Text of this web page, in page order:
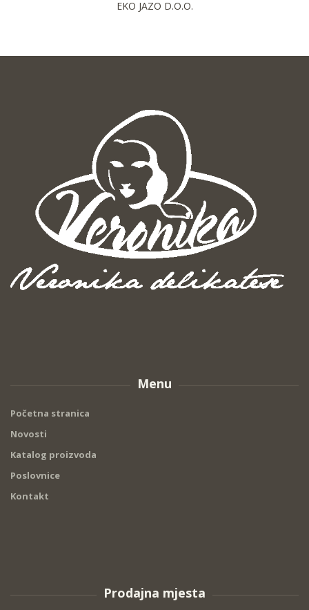
EKO JAZO D.O.O.
Menu
Početna stranica
Novosti
Katalog proizvoda
Poslovnice
Kontakt
Prodajna mjesta